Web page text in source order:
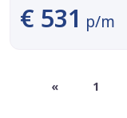
€ 531 p/m
« 1